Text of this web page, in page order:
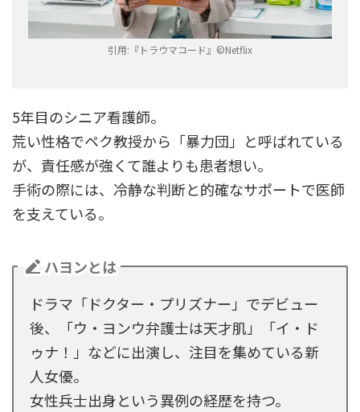
引用:『トラウマコード』©︎Netflix
5年目のシニア看護師。
荒い性格でペク教授から「暴力団」と呼ばれている
が、責任感が強くて誰よりも患者想い。
手術の際には、冷静な判断と的確なサポートで医師
を支えている。
ハヨンとは
ドラマ「ドクター・プリズナー」でデビュー
後、「ウ・ヨンウ弁護士は天才肌」「イ・ド
ゥナ！」などに出演し、注目を集めている新
人女優。
女性兵士出身という異例の経歴を持つ。